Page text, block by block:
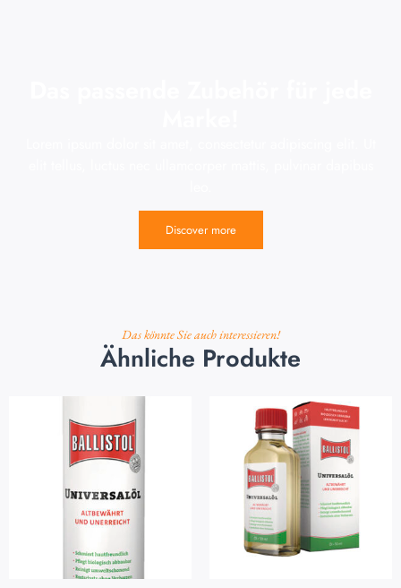
Discover more
Das könnte Sie auch interessieren!
Ähnliche Produkte